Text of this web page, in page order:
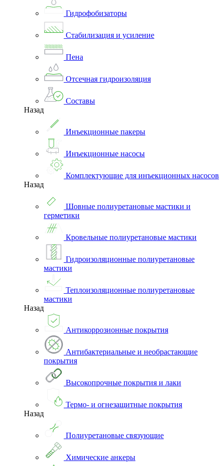
Гидрофобизаторы
Стабилизация и усиление
Пена
Отсечная гидроизоляция
Составы
Назад
Инъекционные пакеры
Инъекционные насосы
Комплектующие для инъекционных насосов
Назад
Шовные полиуретановые мастики и
герметики
Кровельные полиуретановые мастики
Гидроизоляционные полиуретановые
мастики
Теплоизоляционные полиуретановые
мастики
Назад
Антикоррозионные покрытия
Антибактериальные и необрастающие
покрытия
Высокопрочные покрытия и лаки
Термо- и огнезащитные покрытия
Назад
Полиуретановые связующие
Химические анкеры